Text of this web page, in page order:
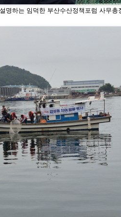
명하는 임덕한 부산수산정책포럼 사무총